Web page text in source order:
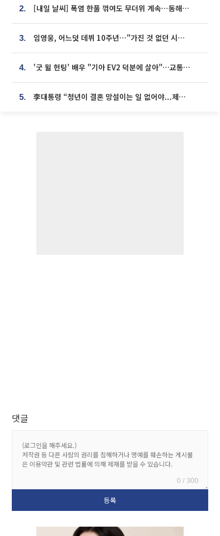
2. [내일 날씨] 폭염 한풀 꺾여도 무더위 계속⋯동해안 이틀 연속 비
3. 임영웅, 어느덧 데뷔 10주년⋯"가진 것 없던 시절, 내 앞엔 20명의 팬뿐"
4. '굿 윌 헌팅' 배우 "기아 EV2 덕분에 살아"…교통사고 후 안전성 극찬
5. 李대통령 “청년이 결혼 망설이는 일 없어야...제도상 불이익 조사”
댓글
0 / 300